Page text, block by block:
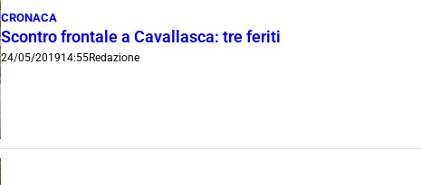
CRONACA
Scontro frontale a Cavallasca: tre feriti
24/05/201914:55Redazione